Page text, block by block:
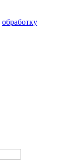
обработку